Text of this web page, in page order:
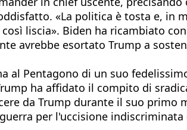
«La politica è tosta e, in
liscia». Biden ha ricambiato
avrebbe esortato Trump a
al Pentagono di un suo
ha affidato il compito di
da Trump durante il suo primo
per l'uccisione